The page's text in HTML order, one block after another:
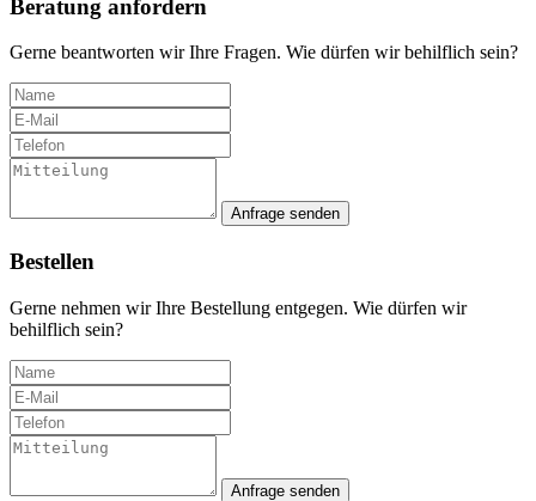
Beratung anfordern
Gerne beantworten wir Ihre Fragen. Wie dürfen wir behilflich sein?
Anfrage senden
Bestellen
Gerne nehmen wir Ihre Bestellung entgegen. Wie dürfen wir
behilflich sein?
Anfrage senden